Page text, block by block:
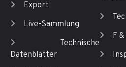
Export
Live-Sammlung
Technische
Datenblätter
F &